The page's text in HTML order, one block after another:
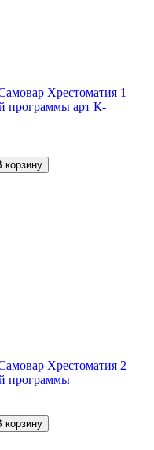
Хрестоматия 1
программы арт К-
корзину
Хрестоматия 2
программы
корзину